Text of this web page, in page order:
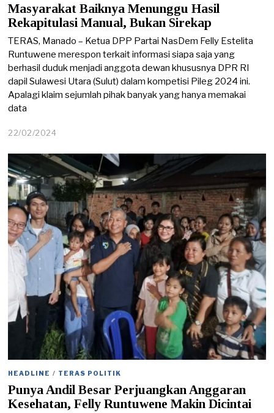
Masyarakat Baiknya Menunggu Hasil
Rekapitulasi Manual, Bukan Sirekap
TERAS, Manado – Ketua DPP Partai NasDem Felly Estelita
Runtuwene merespon terkait informasi siapa saja yang
berhasil duduk menjadi anggota dewan khususnya DPR RI
dapil Sulawesi Utara (Sulut) dalam kompetisi Pileg 2024 ini.
Apalagi klaim sejumlah pihak banyak yang hanya memakai
data
22/02/2024
/
0
2
/
2
2
4
HEADLINE / TERAS POLITIK
Punya Andil Besar Perjuangkan Anggaran
Kesehatan, Felly Runtuwene Makin Dicintai